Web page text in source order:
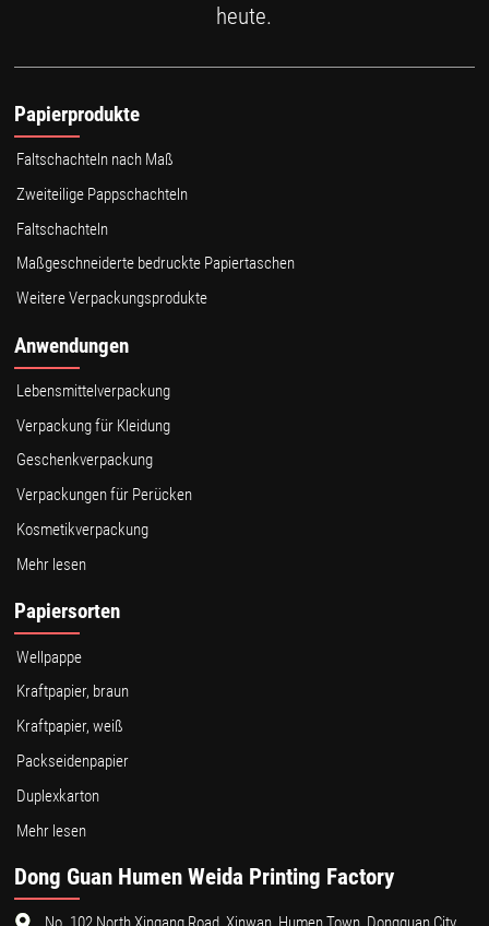
heute.
Papierprodukte
Faltschachteln nach Maß
Zweiteilige Pappschachteln
Faltschachteln
Maßgeschneiderte bedruckte Papiertaschen
Weitere Verpackungsprodukte
Anwendungen
Lebensmittelverpackung
Verpackung für Kleidung
Geschenkverpackung
Verpackungen für Perücken
Kosmetikverpackung
Mehr lesen
Papiersorten
Wellpappe
Kraftpapier, braun
Kraftpapier, weiß
Packseidenpapier
Duplexkarton
Mehr lesen
Dong Guan Humen Weida Printing Factory